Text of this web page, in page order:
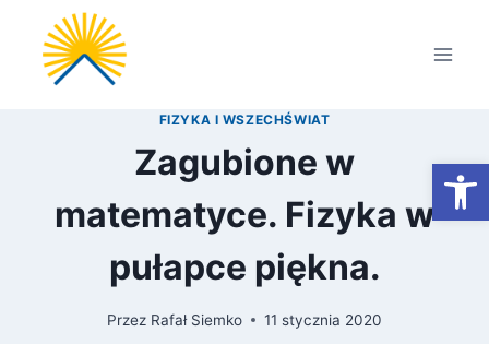
Przejdź
treści
FIZYKA I WSZECHŚWIAT
Zagubione w
matematyce. Fizyka w
pułapce piękna.
Przez Rafał Siemko 11 stycznia 2020